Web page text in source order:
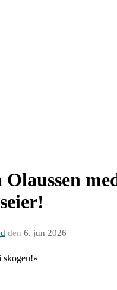
den 6. jun 2026
skogen!»